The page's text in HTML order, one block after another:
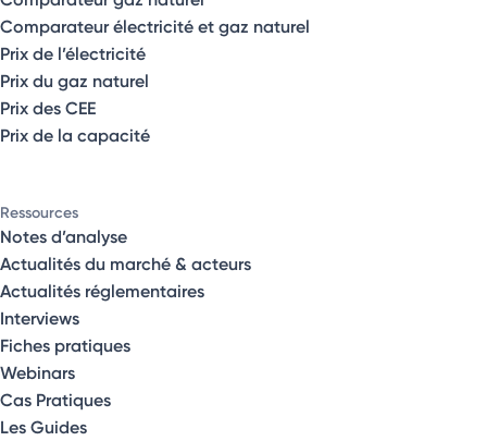
Comparateur électricité et gaz naturel
Prix de l’électricité
Prix du gaz naturel
Prix des CEE
Prix de la capacité
Ressources
Notes d’analyse
Actualités du marché & acteurs
Actualités réglementaires
Interviews
Fiches pratiques
Webinars
Cas Pratiques
Les Guides